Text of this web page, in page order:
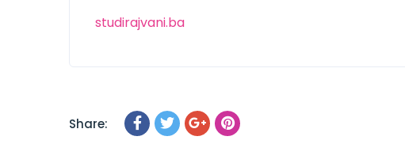
studirajvani.ba
Share: